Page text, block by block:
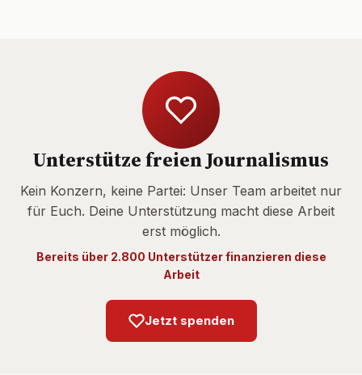
Unterstütze freien Journalismus
Kein Konzern, keine Partei: Unser Team arbeitet nur
für Euch. Deine Unterstützung macht diese Arbeit
erst möglich.
Bereits über 2.800 Unterstützer finanzieren diese
Arbeit
Jetzt spenden